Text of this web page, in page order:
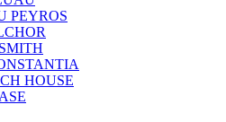
PEYROS
HOUSE